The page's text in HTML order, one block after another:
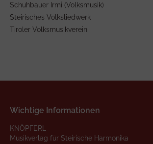
Schuhbauer Irmi (Volksmusik)
Steirisches Volksliedwerk
Tiroler Volksmusikverein
Wichtige Informationen
KNÖPFERL
Musikverlag für Steirische Harmonika